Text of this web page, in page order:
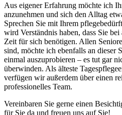
Aus eigener Erfahrung möchte ich
anzunehmen und sich den Alltag
Sprechen Sie mit Ihrem
wird Verständnis haben, dass Sie
Zeit für sich benötigen. Allen
sind, möchte ich ebenfalls an dieser
einmal auszuprobieren – es tut gar
überwinden. Als älteste
verfügen wir außerdem über einen
professionelles Team.
Vereinbaren Sie gerne einen
für Sie da und freuen uns auf Sie!